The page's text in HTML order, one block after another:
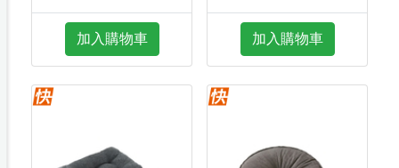
加入購物車 加入購物車